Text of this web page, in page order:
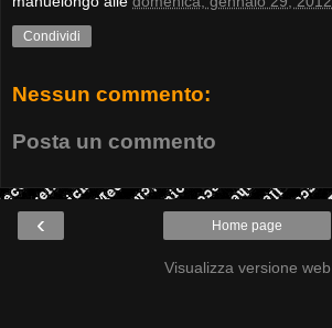
Condividi
Nessun commento:
Posta un commento
‹ Home page
Visualizza versione web